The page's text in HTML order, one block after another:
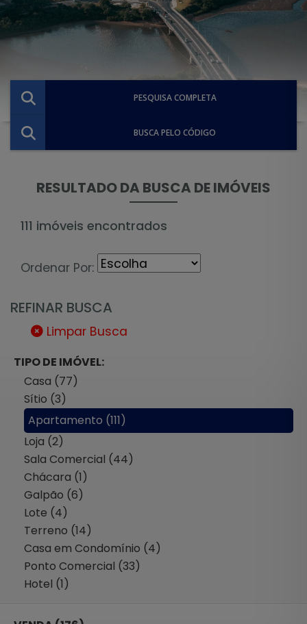
PESQUISA COMPLETA
BUSCA PELO CÓDIGO
RESULTADO DA BUSCA DE IMÓVEIS
111 imóveis encontrados
Ordenar Por:
REFINAR BUSCA
Limpar Busca
TIPO DE IMÓVEL:
Casa (77)
Sítio (3)
Apartamento (111)
Loja (2)
Sala Comercial (44)
Chácara (1)
Galpão (6)
Lote (4)
Terreno (14)
Casa em Condomínio (4)
Ponto Comercial (33)
Hotel (1)